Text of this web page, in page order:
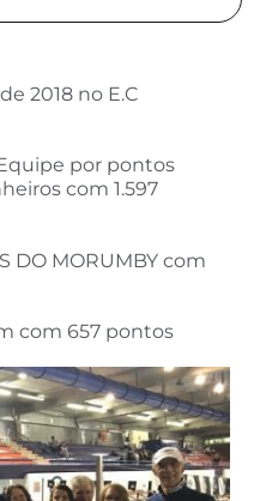
2018 no E.C
por pontos
com 1.597
DO MORUMBY com
com 657 pontos